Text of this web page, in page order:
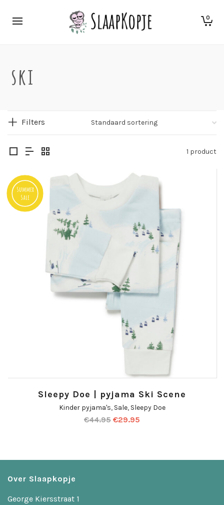
0
ski
Filters
1 product
Summer
Sale
Sleepy Doe | pyjama Ski Scene
Kinder pyjama's, Sale, Sleepy Doe
€44.95 €29.95
Over Slaapkopje
George Kiersstraat 1